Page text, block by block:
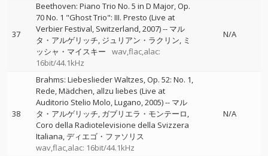
37
Beethoven: Piano Trio No. 5 in D Major, Op.
70 No. 1 "Ghost Trio": III. Presto (Live at
Verbier Festival, Switzerland, 2007)-- マル
タ・アルゲリッチ ジュリアン・ラクリン ミ
ッシャ・マイスキー
wav,flac,alac:
16bit/44.1kHz
N/A
38
Brahms: Liebeslieder Waltzes, Op. 52: No. 1,
Rede, Mädchen, allzu liebes (Live at
Auditorio Stelio Molo, Lugano, 2005)-- マル
タ・アルゲリッチ ガブリエラ・モンテーロ
Coro della Radiotelevisione della Svizzera
Italiana ディエゴ・ファソリス
wav,flac,alac: 16bit/44.1kHz
N/A